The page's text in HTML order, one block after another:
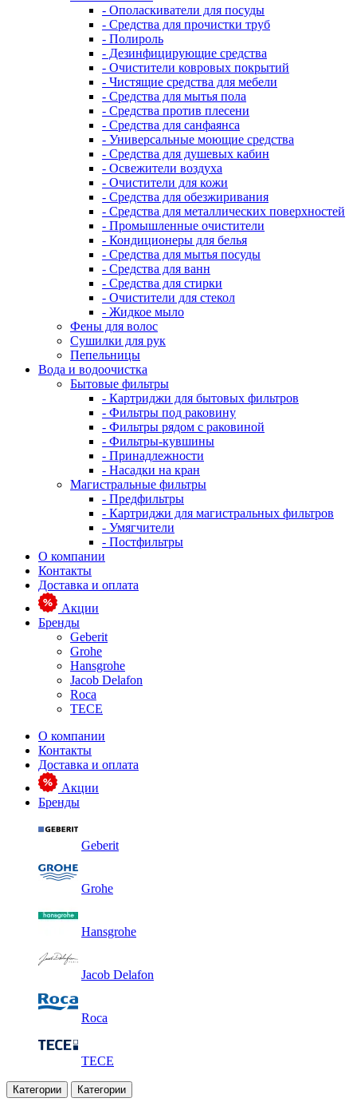
- Ополаскиватели для посуды
- Средства для прочистки труб
- Полироль
- Дезинфицирующие средства
- Очистители ковровых покрытий
- Чистящие средства для мебели
- Средства для мытья пола
- Средства против плесени
- Средства для санфаянса
- Универсальные моющие средства
- Средства для душевых кабин
- Освежители воздуха
- Очистители для кожи
- Средства для обезжиривания
- Средства для металлических поверхностей
- Промышленные очистители
- Кондиционеры для белья
- Средства для мытья посуды
- Средства для ванн
- Средства для стирки
- Очистители для стекол
- Жидкое мыло
Фены для волос
Сушилки для рук
Пепельницы
Вода и водоочистка
Бытовые фильтры
- Картриджи для бытовых фильтров
- Фильтры под раковину
- Фильтры рядом с раковиной
- Фильтры-кувшины
- Принадлежности
- Насадки на кран
Магистральные фильтры
- Предфильтры
- Картриджи для магистральных фильтров
- Умягчители
- Постфильтры
О компании
Контакты
Доставка и оплата
Акции
Бренды
Geberit
Grohe
Hansgrohe
Jacob Delafon
Roca
TECE
О компании
Контакты
Доставка и оплата
Акции
Бренды
Geberit
Grohe
Hansgrohe
Jacob Delafon
Roca
TECE
Категории Категории